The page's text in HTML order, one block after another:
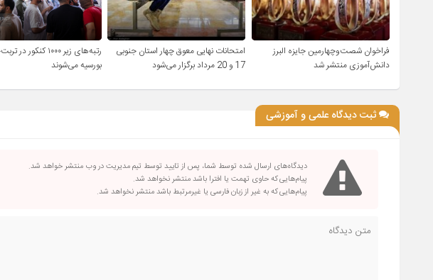
فراخوان شصت‌وچهارمین جایزه البرز
دانش‌آموزی منتشر شد
امتحانات نهایی معوق چهار استان جنوبی
17 و 20 مرداد برگزار می‌شود
رتبه‌های زیر ۱۰۰۰ کنکور
بورسیه می‌شوند
ثبت دیدگاه علمی و آموزشی
دیدگاه‌های ارسال شده توسط شما، پس از تایید توسط تیم مدیریت در وب منتشر خواهد شد.
پیام‌هایی که حاوی تهمت یا افترا باشد منتشر نخواهد شد.
پیام‌هایی که به غیر از زبان فارسی یا غیرمرتبط باشد منتشر نخواهد شد.